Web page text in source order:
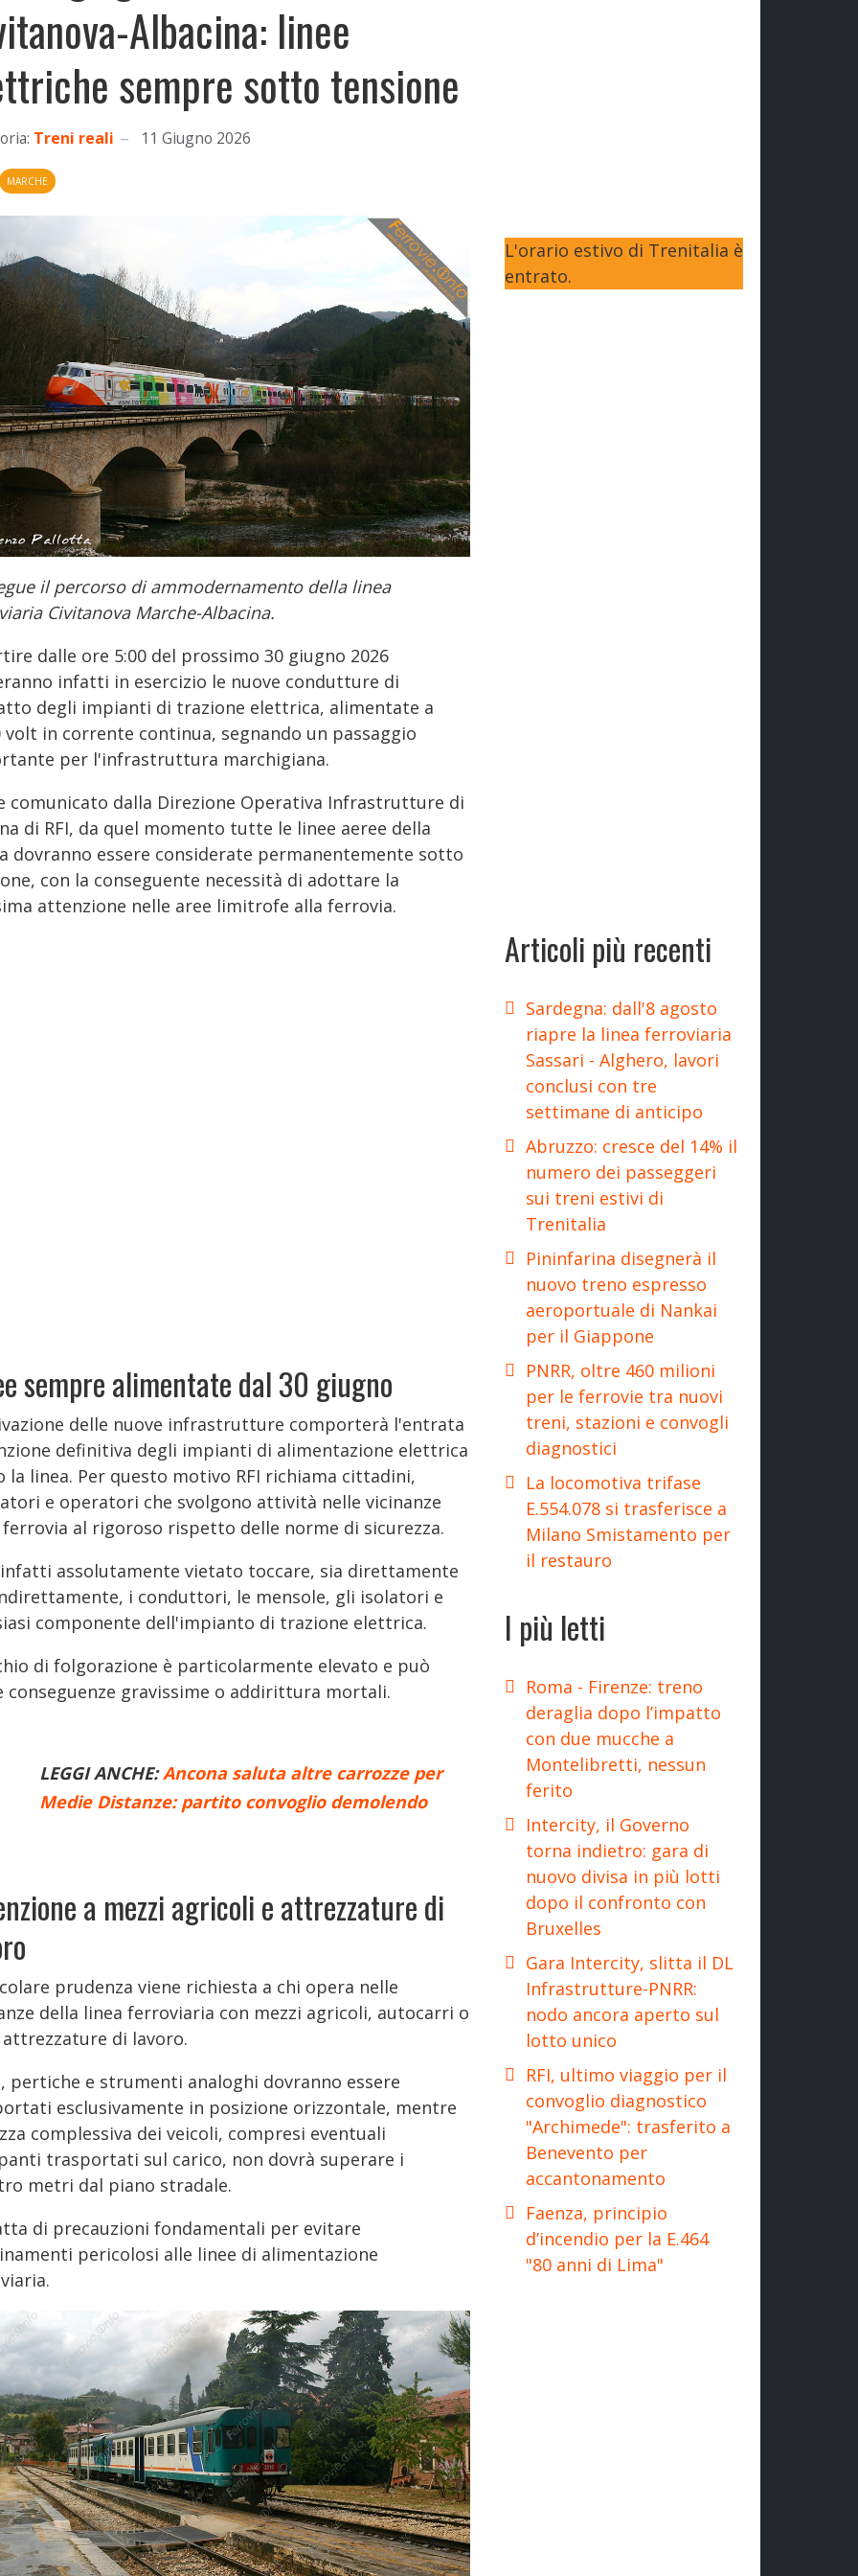
Albacina: linee
sempre sotto tensione
Treni reali 11 Giugno 2026
MARCHE
il percorso di ammodernamento della linea
Civitanova Marche-Albacina.
dalle ore 5:00 del prossimo 30 giugno 2026
infatti in esercizio le nuove condutture di
degli impianti di trazione elettrica, alimentate a
volt in corrente continua, segnando un passaggio
per l'infrastruttura marchigiana.
comunicato dalla Direzione Operativa Infrastrutture di
di RFI, da quel momento tutte le linee aeree della
dovranno essere considerate permanentemente sotto
con la conseguente necessità di adottare la
attenzione nelle aree limitrofe alla ferrovia.
sempre alimentate dal 30 giugno
delle nuove infrastrutture comporterà l'entrata
definitiva degli impianti di alimentazione elettrica
la linea. Per questo motivo RFI richiama cittadini,
e operatori che svolgono attività nelle vicinanze
ferrovia al rigoroso rispetto delle norme di sicurezza.
infatti assolutamente vietato toccare, sia direttamente
i conduttori, le mensole, gli isolatori e
componente dell'impianto di trazione elettrica.
di folgorazione è particolarmente elevato e può
conseguenze gravissime o addirittura mortali.
LEGGI ANCHE:Ancona saluta altre carrozze per
Medie Distanze: partito convoglio demolendo
a mezzi agricoli e attrezzature di
prudenza viene richiesta a chi opera nelle
della linea ferroviaria con mezzi agricoli, autocarri o
di lavoro.
pertiche e strumenti analoghi dovranno essere
esclusivamente in posizione orizzontale, mentre
complessiva dei veicoli, compresi eventuali
trasportati sul carico, non dovrà superare i
metri dal piano stradale.
di precauzioni fondamentali per evitare
pericolosi alle linee di alimentazione
L'orario estivo di Trenitalia è
entrato.
Articoli più recenti
Sardegna: dall'8 agosto
riapre la linea ferroviaria
Sassari - Alghero, lavori
conclusi con tre
settimane di anticipo
Abruzzo: cresce del 14% il
numero dei passeggeri
sui treni estivi di
Trenitalia
Pininfarina disegnerà il
nuovo treno espresso
aeroportuale di Nankai
per il Giappone
PNRR, oltre 460 milioni
per le ferrovie tra nuovi
treni, stazioni e convogli
diagnostici
La locomotiva trifase
E.554.078 si trasferisce a
Milano Smistamento per
il restauro
I più letti
Roma - Firenze: treno
deraglia dopo l’impatto
con due mucche a
Montelibretti, nessun
ferito
Intercity, il Governo
torna indietro: gara di
nuovo divisa in più lotti
dopo il confronto con
Bruxelles
Gara Intercity, slitta il DL
Infrastrutture-PNRR:
nodo ancora aperto sul
lotto unico
RFI, ultimo viaggio per il
convoglio diagnostico
"Archimede": trasferito a
Benevento per
accantonamento
Faenza, principio
d’incendio per la E.464
"80 anni di Lima"